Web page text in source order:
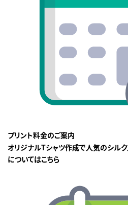
プリント料金のご案内
オリジナルTシャツ作成で人気のシル
についてはこちら